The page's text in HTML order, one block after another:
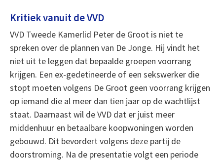
Kritiek vanuit de VVD
VVD Tweede Kamerlid Peter de Groot is niet te
spreken over de plannen van De Jonge. Hij vindt het
niet uit te leggen dat bepaalde groepen voorrang
krijgen. Een ex-gedetineerde of een sekswerker die
stopt moeten volgens De Groot geen voorrang krijgen
op iemand die al meer dan tien jaar op de wachtlijst
staat. Daarnaast wil de VVD dat er juist meer
middenhuur en betaalbare koopwoningen worden
gebouwd. Dit bevordert volgens deze partij de
doorstroming. Na de presentatie volgt een periode